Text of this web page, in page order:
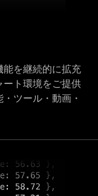
能を継続的に拡充
ート環境をご提供
ツール・動画・